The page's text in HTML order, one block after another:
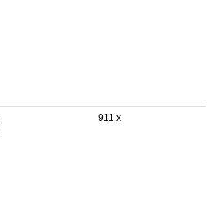
911 x